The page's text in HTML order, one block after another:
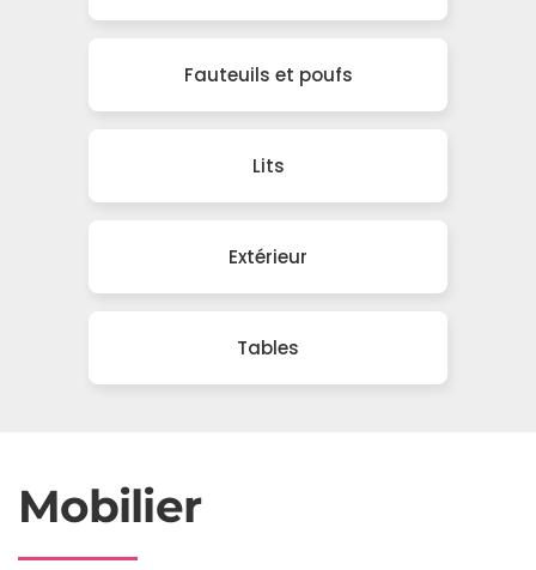
Fauteuils et poufs
Lits
Extérieur
Tables
Mobilier